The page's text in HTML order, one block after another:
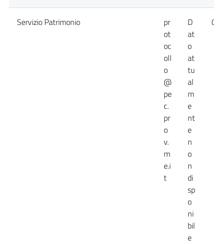
Servizio Patrimonio
pr
ot
oc
oll
o
@
pe
c.
pr
o
v.
m
e.i
t
D
at
o
at
tu
al
m
e
nt
e
n
o
n
di
sp
o
ni
bil
e